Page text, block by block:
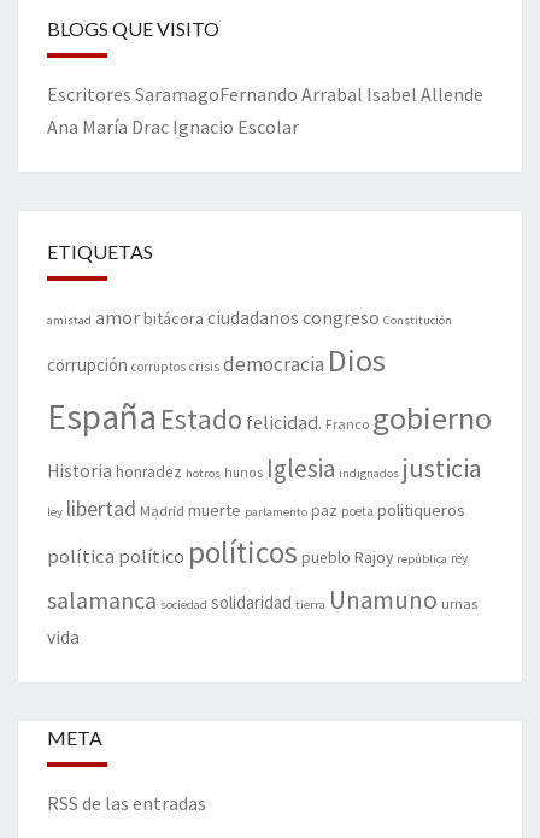
BLOGS QUE VISITO
Escritores SaramagoFernando Arrabal Isabel Allende
Ana María Drac Ignacio Escolar
ETIQUETAS
amistad amorbitácora ciudadanos congreso Constitución
corrupción corruptos crisis democracia Dios
España Estado felicidad. Franco gobierno
Historia honradez hotros hunos Iglesia indignados justicia
ley libertad Madrid muerte parlamento paz poeta politiqueros
política político políticos pueblo Rajoy república rey
salamanca sociedad solidaridad tierra Unamuno urnas
vida
META
RSS de las entradas